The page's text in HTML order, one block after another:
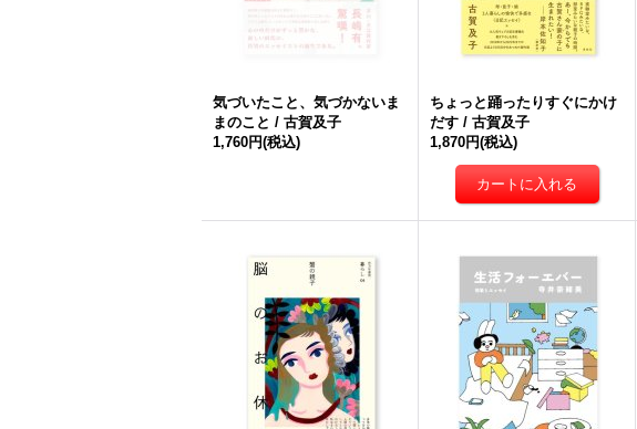
気づいたこと、気づかないま
まのこと / 古賀及子
1,760円(税込)
ちょっと踊ったりすぐにかけ
だす / 古賀及子
1,870円(税込)